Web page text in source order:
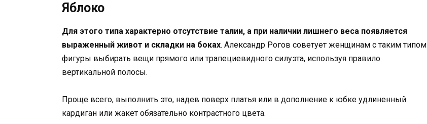
Яблоко
Для этого типа характерно отсутствие талии, а при наличии лишнего веса появляется
выраженный живот и складки на боках. Александр Рогов советует женщинам с таким типом
фигуры выбирать вещи прямого или трапециевидного силуэта, используя правило
вертикальной полосы.
Проще всего, выполнить это, надев поверх платья или в дополнение к юбке удлиненный
кардиган или жакет обязательно контрастного цвета.